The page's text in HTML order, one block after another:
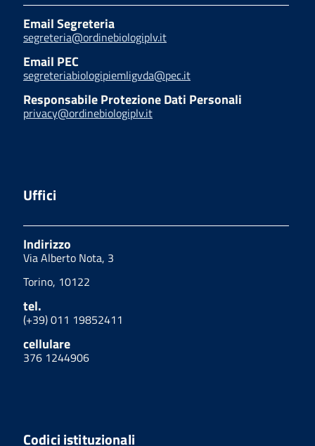
Email Segreteria
segreteria@ordinebiologiplv.it
Email PEC
segreteriabiologipiemligvda@pec.it
Responsabile Protezione Dati Personali
privacy@ordinebiologiplv.it
Uffici
Indirizzo
Via Alberto Nota, 3
Torino, 10122
tel.
(+39) 011 19852411
cellulare
376 1244906
Codici istituzionali